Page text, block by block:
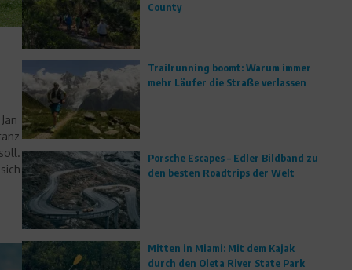
County
Trailrunning boomt: Warum immer
mehr Läufer die Straße verlassen
Porsche Escapes – Edler Bildband zu
den besten Roadtrips der Welt
Mitten in Miami: Mit dem Kajak
durch den Oleta River State Park